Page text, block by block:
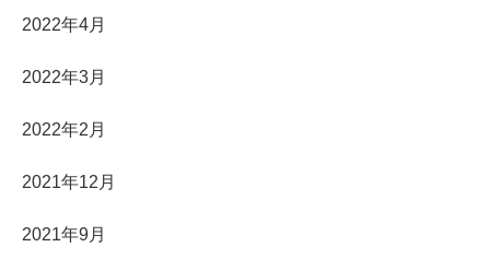
2022年4月
2022年3月
2022年2月
2021年12月
2021年9月